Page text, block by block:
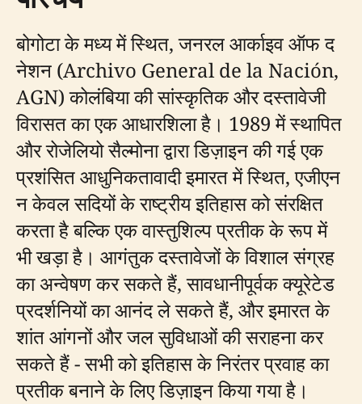
बोगोटा के मध्य में स्थित, जनरल आर्काइव ऑफ द
नेशन (Archivo General de la Nación,
AGN) कोलंबिया की सांस्कृतिक और दस्तावेजी
विरासत का एक आधारशिला है। 1989 में स्थापित
और रोजेलियो सैल्मोना द्वारा डिज़ाइन की गई एक
प्रशंसित आधुनिकतावादी इमारत में स्थित, एजीएन
न केवल सदियों के राष्ट्रीय इतिहास को संरक्षित
करता है बल्कि एक वास्तुशिल्प प्रतीक के रूप में
भी खड़ा है। आगंतुक दस्तावेजों के विशाल संग्रह
का अन्वेषण कर सकते हैं, सावधानीपूर्वक क्यूरेटेड
प्रदर्शनियों का आनंद ले सकते हैं, और इमारत के
शांत आंगनों और जल सुविधाओं की सराहना कर
सकते हैं - सभी को इतिहास के निरंतर प्रवाह का
प्रतीक बनाने के लिए डिज़ाइन किया गया है।